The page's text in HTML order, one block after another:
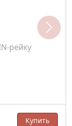
рейку
Купить